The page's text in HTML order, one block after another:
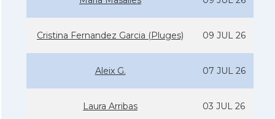
Cristina Fernandez Garcia (Pluges) 09 JUL 26
Aleix G. 07 JUL 26
Laura Arribas 03 JUL 26